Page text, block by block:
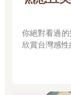
美學＝事物的「外
查理才不管美不美
這裡的「美」是的
來、聽起來、感覺
這個定義下的美學
的一抹綠、精心改
你絕對看過的
欣賞台灣感性